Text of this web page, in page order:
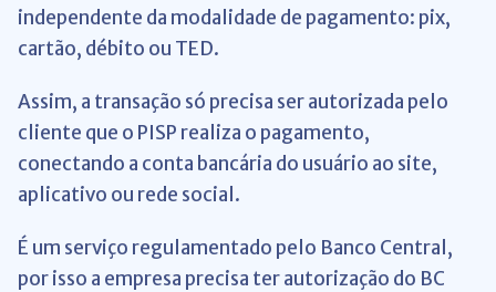
independente da modalidade de pagamento: pix,
cartão, débito ou TED.
Assim, a transação só precisa ser autorizada pelo
cliente que o PISP realiza o pagamento,
conectando a conta bancária do usuário ao site,
aplicativo ou rede social.
É um serviço regulamentado pelo Banco Central,
por isso a empresa precisa ter autorização do BC